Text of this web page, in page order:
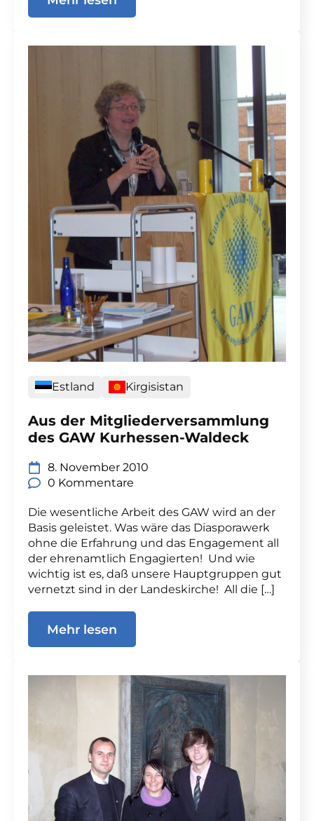
Estland Kirgisistan
Aus der Mitgliederversammlung
des GAW Kurhessen-Waldeck
8. November 2010
0 Kommentare
Die wesentliche Arbeit des GAW wird an der
Basis geleistet. Was wäre das Diasporawerk
ohne die Erfahrung und das Engagement all
der ehrenamtlich Engagierten! Und wie
wichtig ist es, daß unsere Hauptgruppen gut
vernetzt sind in der Landeskirche! All die […]
Mehr lesen